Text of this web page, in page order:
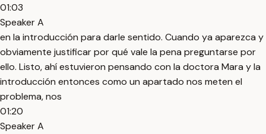
01:03
Speaker A
en la introducción para darle sentido. Cuando ya aparezca y
obviamente justificar por qué vale la pena preguntarse por
ello. Listo, ahí estuvieron pensando con la doctora Mara y la
introducción entonces como un apartado nos meten el
problema, nos
01:20
Speaker A